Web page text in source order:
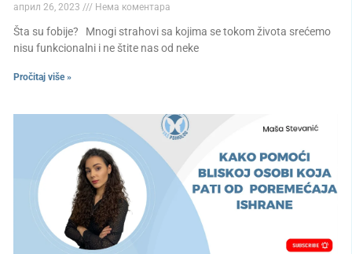
април 26, 2023 Нема коментара
Šta su fobije? Mnogi strahovi sa kojima se tokom života srećemo
nisu funkcionalni i ne štite nas od neke
Pročitaj više »